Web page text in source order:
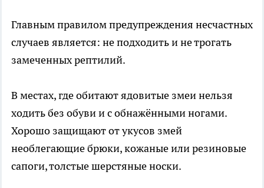
Главным правилом предупреждения несчастных
случаев является: не подходить и не трогать
замеченных рептилий.
В местах, где обитают ядовитые змеи нельзя
ходить без обуви и с обнажёнными ногами.
Хорошо защищают от укусов змей
необлегающие брюки, кожаные или резиновые
сапоги, толстые шерстяные носки.